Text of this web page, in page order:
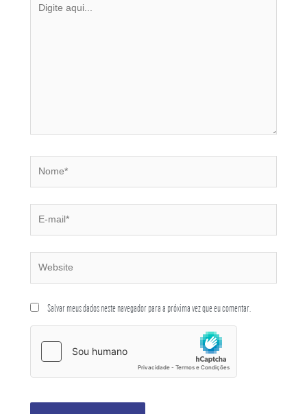
Salvar meus dados neste navegador para a próxima vez que eu comentar.